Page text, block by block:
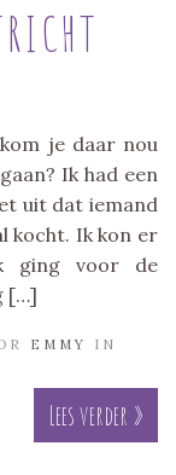
je daar nou
Ik had een
uit dat iemand
kocht. Ik kon er
ging voor de
[…]
EMMY
IN
Lees verder »